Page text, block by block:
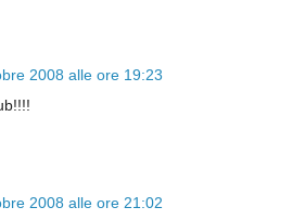
2008 alle ore 19:23
2008 alle ore 21:02